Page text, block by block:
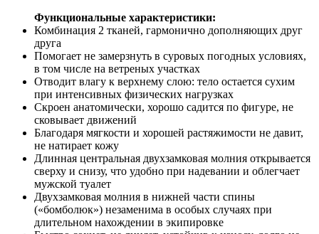
Функциональные характеристики:
Комбинация 2 тканей, гармонично дополняющих друг
друга
Помогает не замерзнуть в суровых погодных условиях,
в том числе на ветреных участках
Отводит влагу к верхнему слою: тело остается сухим
при интенсивных физических нагрузках
Скроен анатомически, хорошо садится по фигуре, не
сковывает движений
Благодаря мягкости и хорошей растяжимости не давит,
не натирает кожу
Длинная центральная двухзамковая молния открывается
сверху и снизу, что удобно при надевании и облегчает
мужской туалет
Двухзамковая молния в нижней части спины
(«бомболюк») незаменима в особых случаях при
длительном нахождении в экипировке